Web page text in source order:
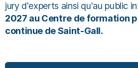
jury d'experts ainsi qu'au public
2027 au Centre de formation
continue de Saint-Gall.